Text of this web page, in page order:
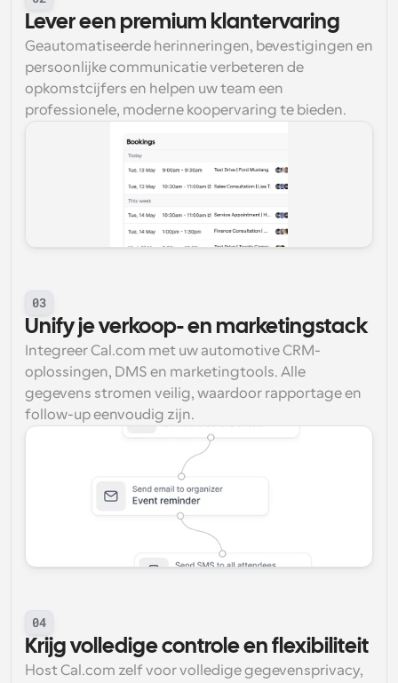
Lever een premium klantervaring
Geautomatiseerde herinneringen, bevestigingen en
persoonlijke communicatie verbeteren de
opkomstcijfers en helpen uw team een
professionele, moderne koopervaring te bieden.
03
Unify je verkoop- en marketingstack
Integreer Cal.com met uw automotive CRM-
oplossingen, DMS en marketingtools. Alle
gegevens stromen veilig, waardoor rapportage en
follow-up eenvoudig zijn.
04
Krijg volledige controle en flexibiliteit
Host Cal.com zelf voor volledige gegevensprivacy,